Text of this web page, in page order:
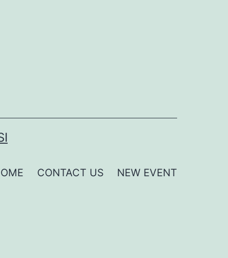
CONTACT US NEW EVENT